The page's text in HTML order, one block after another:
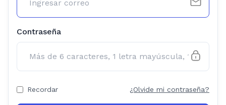
Contraseña
Recordar ¿Olvide mi contraseña?